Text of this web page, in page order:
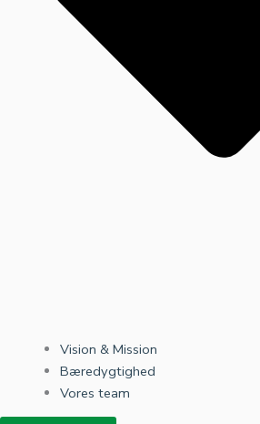
Vision & Mission
Bæredygtighed
Vores team